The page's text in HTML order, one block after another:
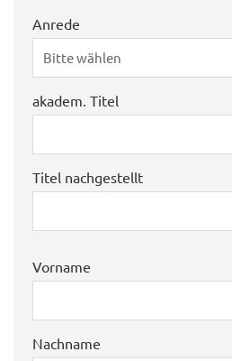
Anrede
Bitte wählen
akadem. Titel
Titel nachgestellt
Vorname
Nachname